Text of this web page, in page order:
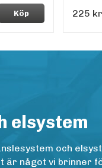
Köp 225 kr
elsystem
och
något vi brinner